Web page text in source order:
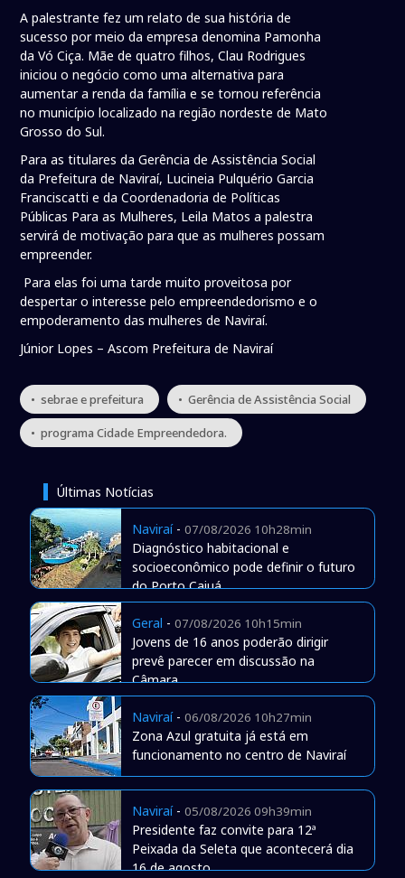
A palestrante fez um relato de sua história de
sucesso por meio da empresa denomina Pamonha
da Vó Ciça. Mãe de quatro filhos, Clau Rodrigues
iniciou o negócio como uma alternativa para
aumentar a renda da família e se tornou referência
no município localizado na região nordeste de Mato
Grosso do Sul.
Para as titulares da Gerência de Assistência Social
da Prefeitura de Naviraí, Lucineia Pulquério Garcia
Franciscatti e da Coordenadoria de Políticas
Públicas Para as Mulheres, Leila Matos a palestra
servirá de motivação para que as mulheres possam
empreender.
Para elas foi uma tarde muito proveitosa por
despertar o interesse pelo empreendedorismo e o
empoderamento das mulheres de Naviraí.
Júnior Lopes – Ascom Prefeitura de Naviraí
• sebrae e prefeitura • Gerência de Assistência Social
• programa Cidade Empreendedora.
Últimas Notícias
Naviraí- 07/08/2026 10h28min
Diagnóstico habitacional e
socioeconômico pode definir o futuro
do Porto Caiuá
Geral - 07/08/2026 10h15min
Jovens de 16 anos poderão dirigir
prevê parecer em discussão na
Câmara
Naviraí- 06/08/2026 10h27min
Zona Azul gratuita já está em
funcionamento no centro de Naviraí
Naviraí- 05/08/2026 09h39min
Presidente faz convite para 12ª
Peixada da Seleta que acontecerá dia
16 de agosto